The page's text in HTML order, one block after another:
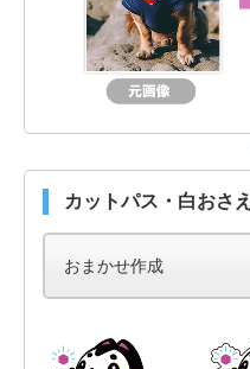
カットパス・白おさえ